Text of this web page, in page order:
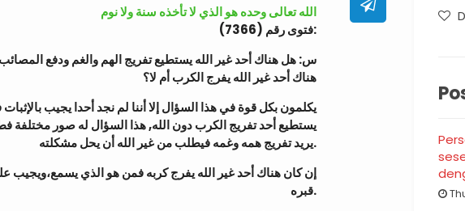
الله تعالى وحده هو الذي لا تأخذه سنة ولا نوم
فتوى رقم (7366):
س: هل هناك أحد غير الله يستطيع تفريج الهم والغم ودفع
هناك أحد غير الله يفرج الكرب أم لا؟
يكلمون بكل قوة في هذا السؤال إلا أننا لم نجد أحدا يجيب
يستطيع أحد تفريج الكرب دون الله, هذا السؤال له صور مختلفة
يريد تفريج همه وغمه فيطلب من غير الله أن يحل مشكلته.
قبره.